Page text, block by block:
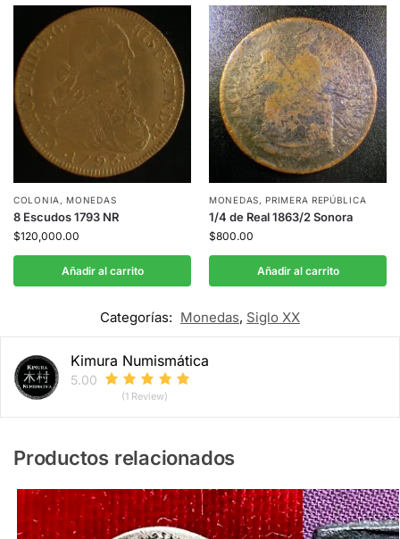
COLONIA ,MONEDAS
8 Escudos 1793 NR
$120,000.00
Añadir al carrito
MONEDAS,PRIMERA REPÚBLICA
1/4 de Real 1863/2 Sonora
$800.00
Añadir al carrito
Categorías: Monedas, Siglo XX
Kimura Numismática
5.00
(1 Review)
Productos relacionados